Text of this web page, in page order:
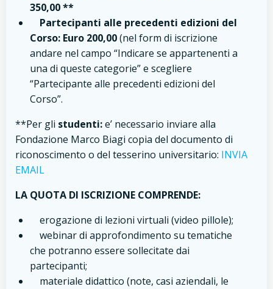
350,00 **
Partecipanti alle precedenti edizioni del
Corso: Euro 200,00(nel form di iscrizione
andare nel campo “Indicare se appartenenti a
una di queste categorie” e scegliere
“Partecipante alle precedenti edizioni del
Corso”.
**Per gli studenti:e’ necessario inviare alla
Fondazione Marco Biagi copia del documento di
riconoscimento o del tesserino universitario: INVIA
EMAIL
LA QUOTA DI ISCRIZIONE COMPRENDE:
erogazione di lezioni virtuali (video pillole);
webinar di approfondimento su tematiche
che potranno essere sollecitate dai
partecipanti;
materiale didattico (note, casi aziendali, le